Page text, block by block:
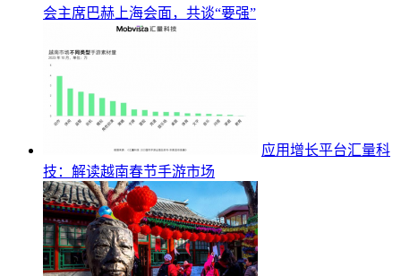
会主席巴赫上海会面，共谈“要强”
应用增长平台汇量科
技：解读越南春节手游市场